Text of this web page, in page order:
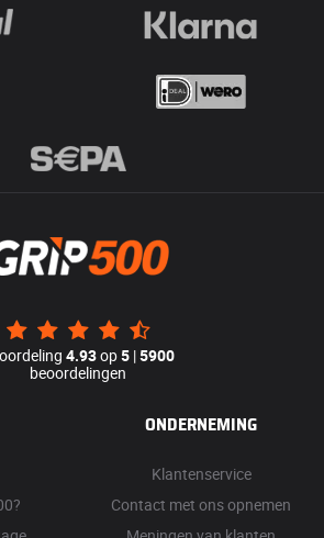
4.93op5 |5900
beoordelingen
ONDERNEMING
Klantenservice
Contact met ons opnemen